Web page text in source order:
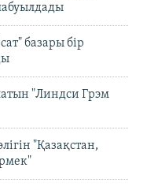
базары бір
"Линдси Грэм
"Қазақстан,